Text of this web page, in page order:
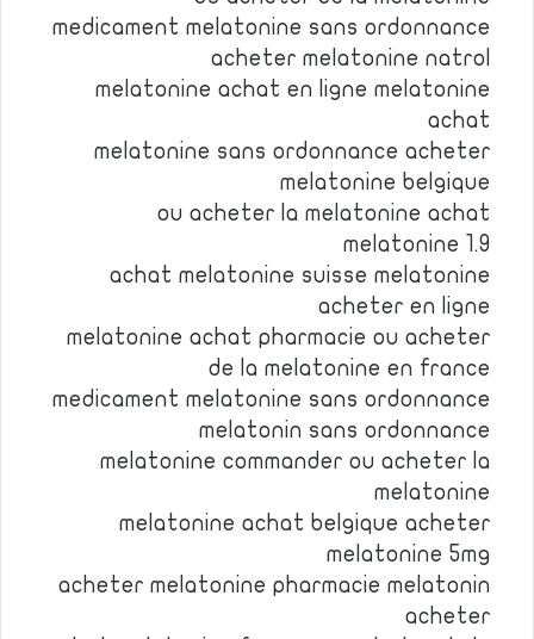
medicament melatonine sans ordonnance
acheter melatonine natrol
melatonine achat en ligne melatonine
achat
melatonine sans ordonnance acheter
melatonine belgique
ou acheter la melatonine achat
melatonine 1.9
achat melatonine suisse melatonine
acheter en ligne
melatonine achat pharmacie ou acheter
de la melatonine en france
medicament melatonine sans ordonnance
melatonin sans ordonnance
melatonine commander ou acheter la
melatonine
melatonine achat belgique acheter
melatonine 5mg
acheter melatonine pharmacie melatonin
acheter